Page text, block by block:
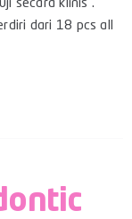
secara klinis .
dari 18 pcs all